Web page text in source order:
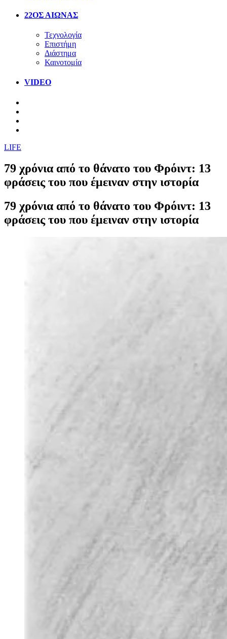
22ΟΣ ΑΙΩΝΑΣ
Τεχνολογία
Επιστήμη
Διάστημα
Καινοτομία
VIDEO
LIFE
79 χρόνια από το θάνατο του Φρόιντ: 13
φράσεις του που έμειναν στην ιστορία
79 χρόνια από το θάνατο του Φρόιντ: 13
φράσεις του που έμειναν στην ιστορία